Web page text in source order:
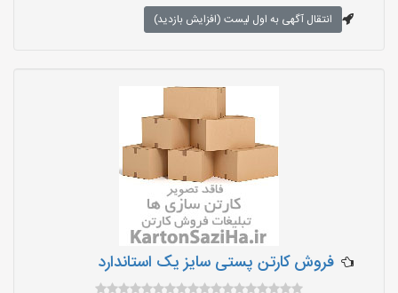
انتقال آگهی به اول لیست (افزایش بازدید)
فروش کارتن پستی سایز یک استاندارد